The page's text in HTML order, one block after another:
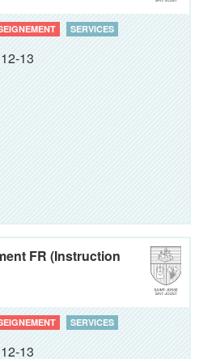
SERVICES
13
FR (Instruction
SERVICES
13